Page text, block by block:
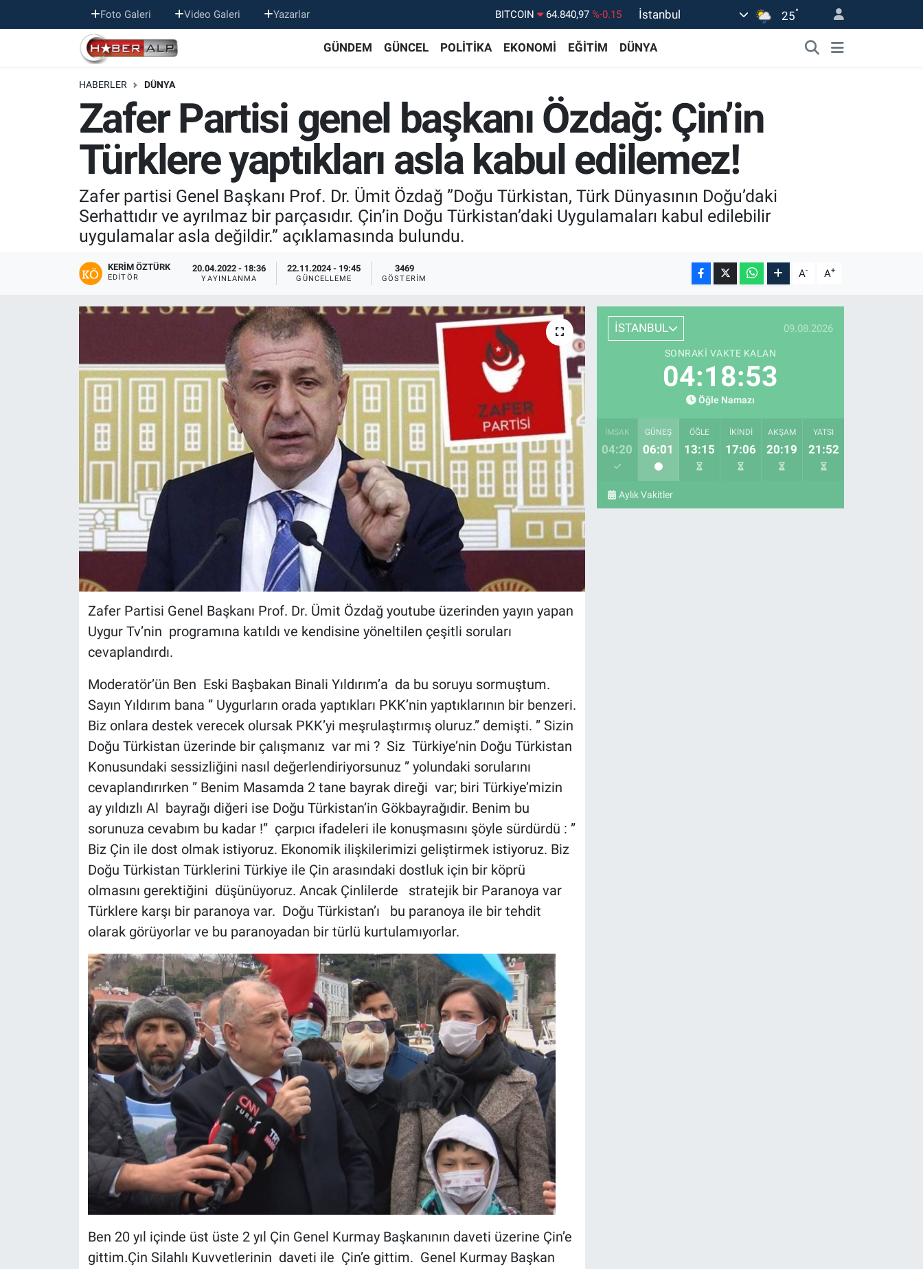
Foto Galeri Video Galeri Yazarlar DOLAR 47,7436 %0.18
55,2510
%0.32
BİST100
13.779 %-14
İstanbul 25°
GÜNDEM GÜNCEL POLİTİKA EKONOMİ EĞİTİM DÜNYA
HABERLER DÜNYA
Zafer Partisi genel başkanı Özdağ: Çin’in
Türklere yaptıkları asla kabul edilemez!
Zafer partisi Genel Başkanı Prof. Dr. Ümit Özdağ ”Doğu Türkistan, Türk Dünyasının Doğu’daki
Serhattıdır ve ayrılmaz bir parçasıdır. Çin’in Doğu Türkistan’daki Uygulamaları kabul edilebilir
uygulamalar asla değildir.” açıklamasında bulundu.
KERIM ÖZTÜRK
EDITÖR
20.04.2022 - 18:36
YAYINLANMA
22.11.2024 - 19:45
GÜNCELLEME
3469
GÖSTERIM A- A+
Zafer Partisi Genel Başkanı Prof. Dr. Ümit Özdağ youtube üzerinden yayın yapan
Uygur Tv’nin programına katıldı ve kendisine yöneltilen çeşitli soruları
cevaplandırdı.
Moderatör’ün Ben Eski Başbakan Binali Yıldırım’a da bu soruyu sormuştum.
Sayın Yıldırım bana ” Uygurların orada yaptıkları PKK’nin yaptıklarının bir benzeri.
Biz onlara destek verecek olursak PKK’yi meşrulaştırmış oluruz.” demişti. ” Sizin
Doğu Türkistan üzerinde bir çalışmanız var mi ? Siz Türkiye’nin Doğu Türkistan
Konusundaki sessizliğini nasıl değerlendiriyorsunuz ” yolundaki sorularını
cevaplandırırken ” Benim Masamda 2 tane bayrak direği var; biri Türkiye’mizin
ay yıldızlı Al bayrağı diğeri ise Doğu Türkistan’in Gökbayrağıdir. Benim bu
sorunuza cevabım bu kadar !” çarpıcı ifadeleri ile konuşmasını şöyle sürdürdü : ”
Biz Çin ile dost olmak istiyoruz. Ekonomik ilişkilerimizi geliştirmek istiyoruz. Biz
Doğu Türkistan Türklerini Türkiye ile Çin arasındaki dostluk için bir köprü
olmasını gerektiğini düşünüyoruz. Ancak Çinlilerde stratejik bir Paranoya var
Türklere karşı bir paranoya var. Doğu Türkistan’ı bu paranoya ile bir tehdit
olarak görüyorlar ve bu paranoyadan bir türlü kurtulamıyorlar.
Ben 20 yıl içinde üst üste 2 yıl Çin Genel Kurmay Başkanının daveti üzerine Çin’e
gittim.Çin Silahlı Kuvvetlerinin daveti ile Çin’e gittim. Genel Kurmay Başkan
İSTANBUL 09.08.2026
SONRAKI VAKTE KALAN
04:18:52
Öğle Namazı
İMSAK
04:20
GÜNEŞ
06:01
ÖĞLE
13:15
İKINDI
17:06
AKŞAM
20:19
YATSI
21:52
Aylık Vakitler
Nöbetçi Eczaneler
Hava Durumu
Trafik Durumu
Süper Lig Puan Durumu ve Fikstür
Tüm Manşetler
Son Dakika Haberleri
Haber Arşivi